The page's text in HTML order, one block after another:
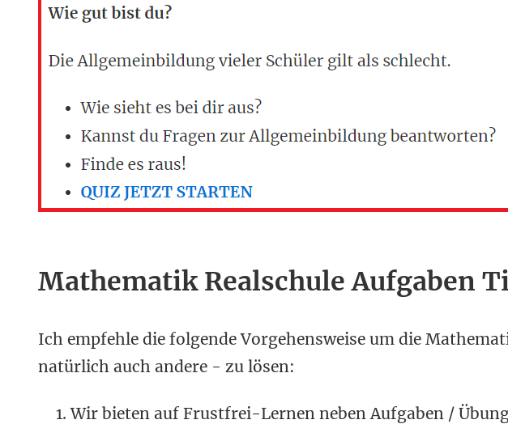
Mathematik Realschule Aufgaben
Ich empfehle die folgende Vorgehensweise um die
natürlich auch andere - zu lösen:
Wir bieten auf Frustfrei-Lernen neben Aufgaben /